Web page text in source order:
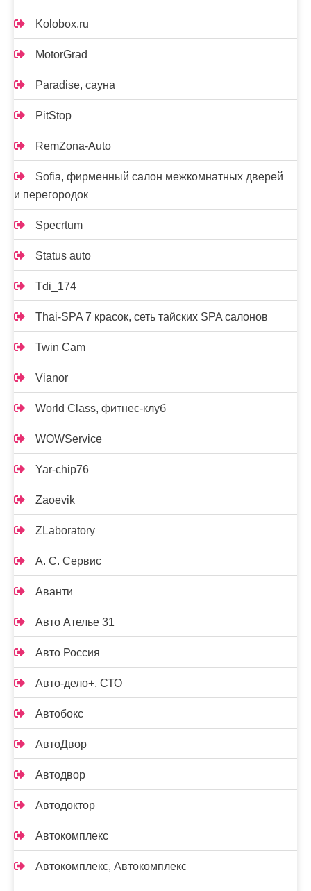
Kolobox.ru
MotorGrad
Paradise, сауна
PitStop
RemZona-Auto
Sofia, фирменный салон межкомнатных дверей
и перегородок
Specrtum
Status auto
Tdi_174
Thai-SPA 7 красок, сеть тайских SPA салонов
Twin Cam
Vianor
World Class, фитнес-клуб
WOWService
Yar-chip76
Zaoevik
ZLaboratory
А. С. Сервис
Аванти
Авто Ателье 31
Авто Россия
Авто-дело+, СТО
Автобокс
АвтоДвор
Автодвор
Автодоктор
Автокомплекс
Автокомплекс, Автокомплекс